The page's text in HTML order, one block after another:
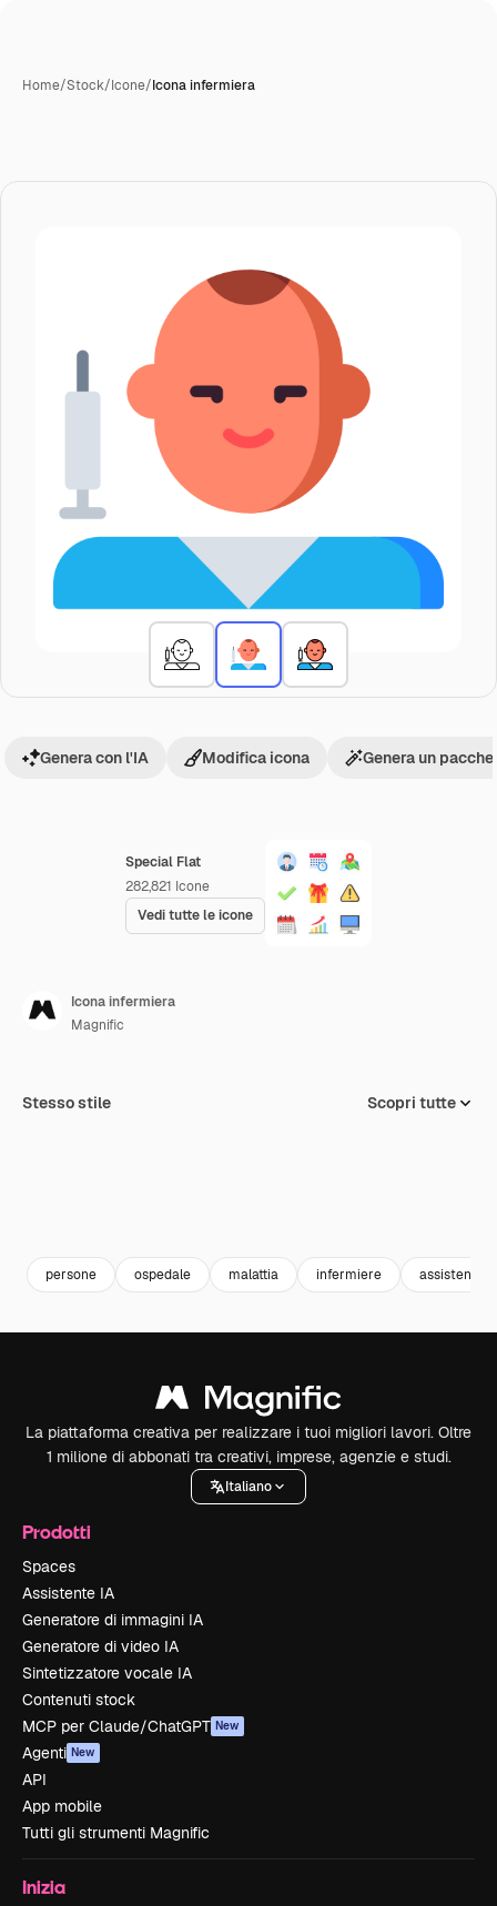
Home/Stock/Icone/Icona infermiera
Special Flat
282,821 Icone
Vedi tutte le icone
Genera con l'IA Modifica icona Genera un
Icona infermiera
Magnific
Stesso stile Scopri tutte
persone ospedale malattia infermiere assistenza
La piattaforma creativa per realizzare i tuoi migliori lavori. Oltre
1 milione di abbonati tra creativi, imprese, agenzie e studi.
Italiano
Prodotti
Spaces
Assistente IA
Generatore di immagini IA
Generatore di video IA
Sintetizzatore vocale IA
Contenuti stock
MCP per Claude/ChatGPT New
Agenti New
API
App mobile
Tutti gli strumenti Magnific
Inizia